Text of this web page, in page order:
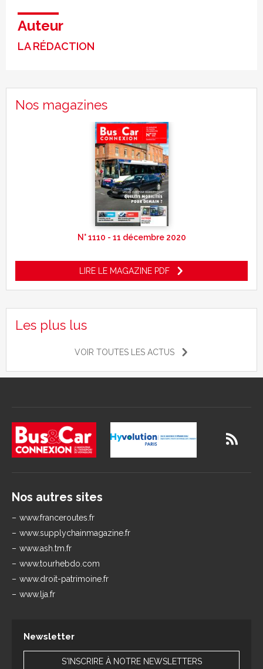
Auteur
LA RÉDACTION
Nos magazines
N° 1110 - 11 décembre 2020
LIRE LE MAGAZINE PDF
Les plus lus
VOIR TOUTES LES ACTUS
Nos autres sites
www.franceroutes.fr
www.supplychainmagazine.fr
www.ash.tm.fr
www.tourhebdo.com
www.droit-patrimoine.fr
www.lja.fr
Newsletter
S'INSCRIRE À NOTRE NEWSLETTERS